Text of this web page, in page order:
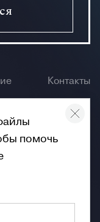
Контакты
помочь